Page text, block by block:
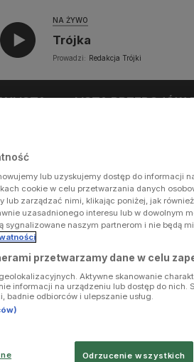
NA ŻYWO
Trójka
Prowadzi: Redakcja Trójki
LISTA PRZEBOJÓW
lub uzyskujemy dostęp do informacji
cookie w celu przetwarzania danych
lub zarządzać nimi, klikając poniżej, jak
uzasadnionego interesu lub w dowolnym
sygnalizowane naszym partnerom i nie będą
przetwarzamy dane w celu
Aktywne skanowanie
informacji na urządzeniu lub dostęp do nich.
badnie odbiorców i ulepszanie usług.
Odrzucenie wszystkich